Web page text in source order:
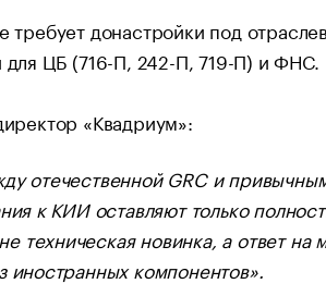
донастройки под
ЦБ (716-П, 242-П, 719-П) и ФНС.
«Квадриум»:
отечественной GRC и
к КИИ оставляют только
техническая новинка, а ответ
компонентов».